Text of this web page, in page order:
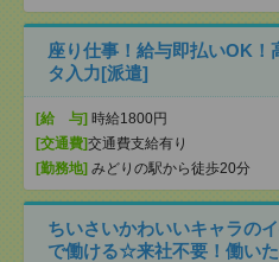
座り仕事！給与即払いOK！
タ入力[派遣]
[給 与] 時給1800円
[交通費]交通費支給有り
[勤務地] みどりの駅から徒歩20分
ちいさいかわいいキャラの
で働ける☆来社不要！働い